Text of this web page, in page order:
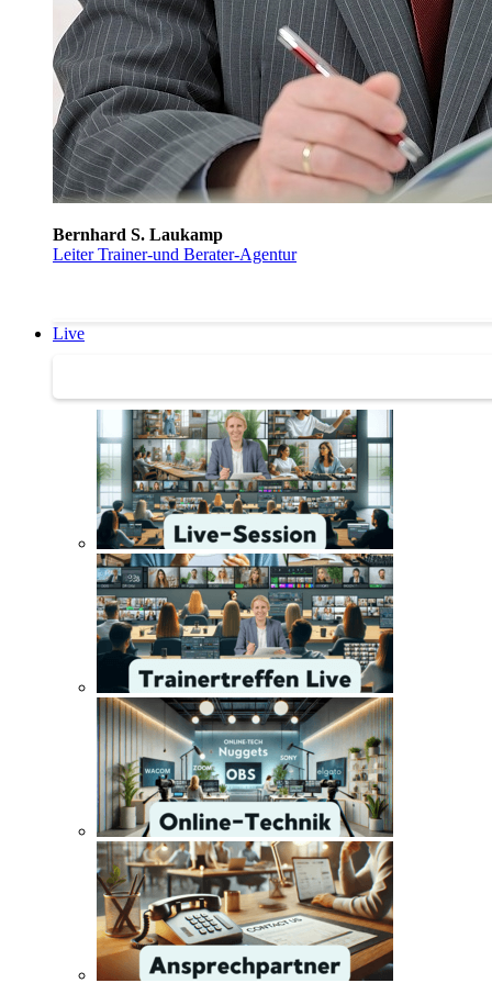
Bernhard S. Laukamp
Leiter Trainer-und Berater-Agentur
Live